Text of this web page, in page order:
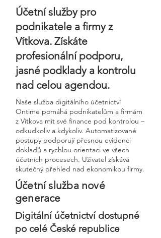
Účetní služby pro
podnikatele a firmy z
Vítkova. Získáte
profesionální podporu,
jasné podklady a kontrolu
nad celou agendou.
Naše služba digitálního účetnictví
Ontime pomáhá podnikatelům a firmám
z Vítkova mít své finance pod kontrolou –
odkudkoliv a kdykoliv. Automatizované
postupy podporují přesnou evidenci
dokladů a rychlou orientaci ve všech
účetních procesech. Uživatel získává
skutečný přehled nad ekonomikou firmy.
Účetní služba nové
generace
Digitální účetnictví dostupné
po celé České republice